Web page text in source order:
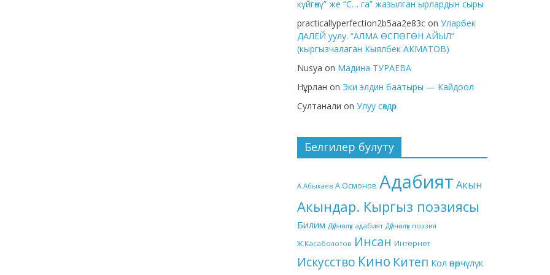
күйгөнү” же “С… га” жазылган ырлардын сыры
practicallyperfection2b5aa2e83c on Уларбек
ДАЛЕЙ уулу. “АЛМА ӨСПӨГӨН АЙЫЛ”
(кыргызчалаган Кыялбек АКМАТОВ)
Nusya on Мадина ТУРАЕВА
Нұрлан on Эки элдин баатыры — Кайдоол
Султанали on Улуу сөздөр
Белгилер булуту
А.Абыкаев А.Осмонов Адабият Акын
Акындар. Кыргыз поэзиясы
Билим Дүйнөлүк адабият Дүйнөлүк поэзия
Ж.Касаболотов Инсан Интернет
Искусство Кино Китеп Кол өнөрчүлүк